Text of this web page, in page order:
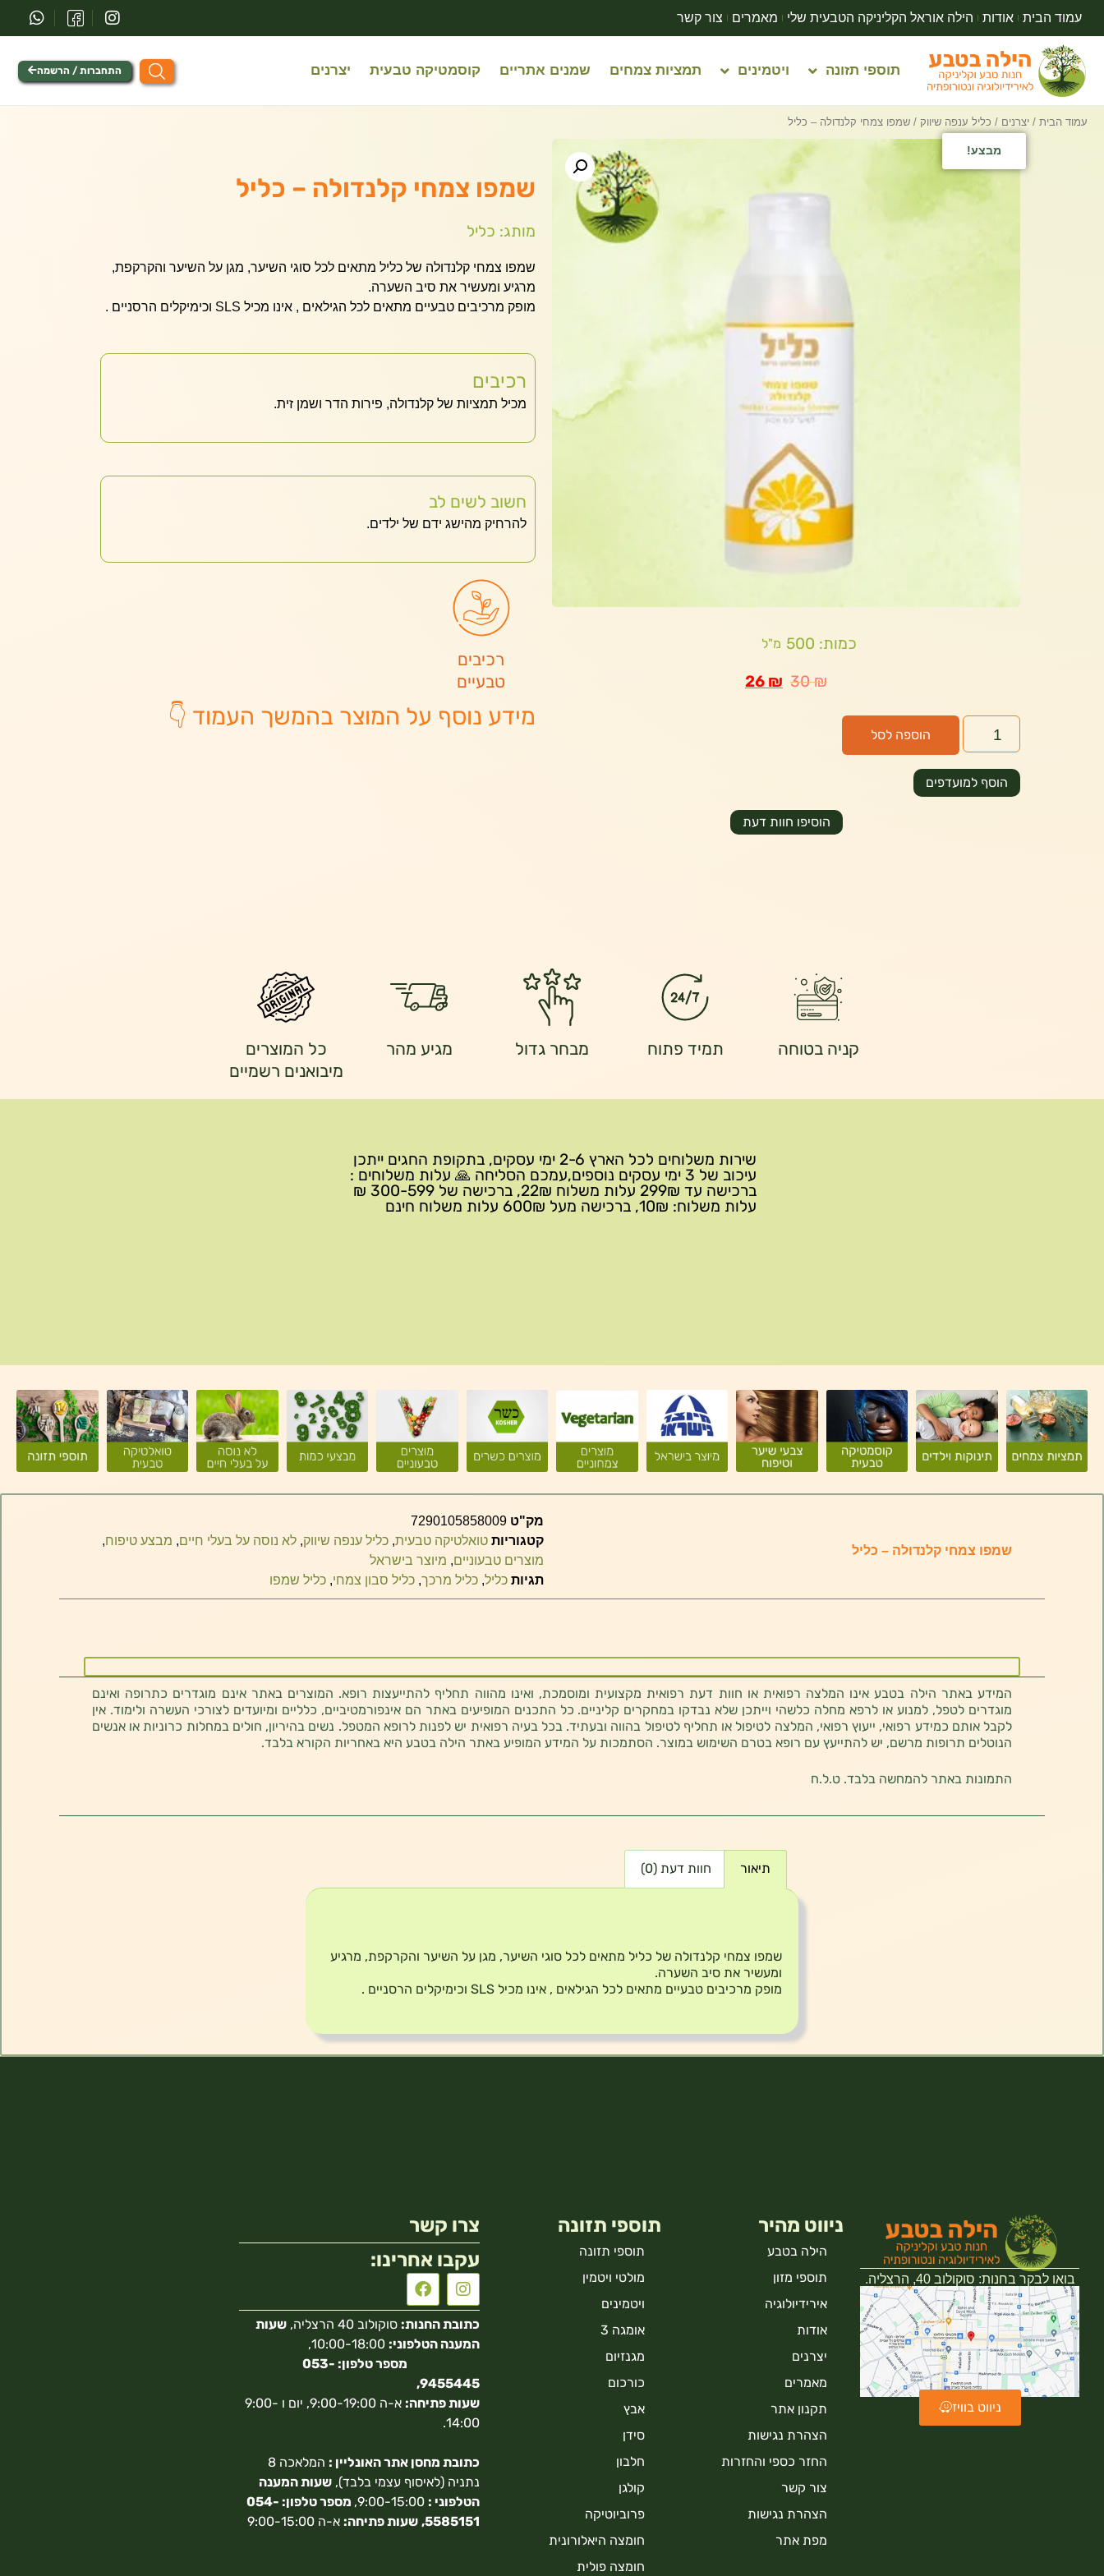
עמוד הבית אודות הילה אוראל הקליניקה הטבעית שלי מאמרים צור קשר
תוספי תזונה ויטמינים תמציות צמחים שמנים אתריים קוסמטיקה טבעית יצרנים התחברות / הרשמה
עמוד הבית / יצרנים / כליל ענפה שיווק / שמפו צמחי קלנדולה – כליל
מבצע!
כמות: 500 מ"ל
30₪
26 ₪
הוספה לסל
הוסיפו חוות דעת
הוסף למועדפים
שמפו צמחי קלנדולה – כליל
מותג: כליל
שמפו צמחי קלנדולה של כליל מתאים לכל סוגי השיער, מגן על השיער והקרקפת,
מרגיע ומעשיר את סיב השערה.
מופק מרכיבים טבעיים מתאים לכל הגילאים , אינו מכיל SLS וכימיקלים הרסניים .
רכיבים
מכיל תמציות של קלנדולה, פירות הדר ושמן זית.
חשוב לשים לב
להרחיק מהישג ידם של ילדים.
רכיבים
טבעיים
מידע נוסף על המוצר בהמשך העמוד 👇
קניה בטוחה תמיד פתוח מבחר גדול מגיע מהר
כל המוצרים
מיבואנים רשמיים
שירות משלוחים לכל הארץ 2-6 ימי עסקים, בתקופת החגים ייתכן
עיכוב של 3 ימי עסקים נוספים,עמכם הסליחה 🙏 עלות משלוחים :
ברכישה עד 299₪ עלות משלוח 22₪, ברכישה של 300-599 ₪
עלות משלוח: 10₪, ברכישה מעל 600₪ עלות משלוח חינם
שמפו צמחי קלנדולה – כליל
מק"ט 7290105858009
קטגוריות טואלטיקה טבעית, כליל ענפה שיווק, לא נוסה על בעלי חיים, מבצע טיפוח,
מוצרים טבעוניים, מיוצר בישראל
תגיות כליל, כליל מרכך, כליל סבון צמחי, כליל שמפו
המידע באתר הילה בטבע אינו המלצה רפואית או חוות דעת רפואית מקצועית ומוסמכת, ואינו מהווה תחליף להתייעצות רופא. המוצרים באתר אינם מוגדרים כתרופה ואינם
מוגדרים לטפל, למנוע או לרפא מחלה כלשהי וייתכן שלא נבדקו במחקרים קליניים. כל התכנים המופיעים באתר הם אינפורמטיביים, כלליים ומיועדים לצורכי העשרה ולימוד. אין
לקבל אותם כמידע רפואי, ייעוץ רפואי, המלצה לטיפול או תחליף לטיפול בהווה ובעתיד. בכל בעיה רפואית יש לפנות לרופא המטפל. נשים בהיריון, חולים במחלות כרוניות או אנשים
הנוטלים תרופות מרשם, יש להתייעץ עם רופא בטרם השימוש במוצר. הסתמכות על המידע המופיע באתר הילה בטבע היא באחריות הקורא בלבד.
התמונות באתר להמחשה בלבד. ט.ל.ח
תיאור חוות דעת (0)
שמפו צמחי קלנדולה של כליל מתאים לכל סוגי השיער, מגן על השיער והקרקפת, מרגיע
ומעשיר את סיב השערה.
מופק מרכיבים טבעיים מתאים לכל הגילאים , אינו מכיל SLS וכימיקלים הרסניים .
בואו לבקר בחנות: סוקולוב 40, הרצליה.
ניווט בוויז
ניווט מהיר
הילה בטבע
תוספי מזון
אירידיולוגיה
אודות
יצרנים
מאמרים
תקנון אתר
הצהרת נגישות
החזר כספי והחזרות
צור קשר
הצהרת נגישות
מפת אתר
תוספי תזונה
תוספי תזונה
מולטי ויטמין
ויטמינים
אומגה 3
מגנזיום
כורכום
אבץ
סידן
חלבון
קולגן
פרוביוטיקה
חומצה היאלורונית
חומצה פולית
צרו קשר
עקבו אחרינו:
כתובת החנות: סוקולוב 40 הרצליה,
שעות
המענה הטלפוני:
10:00-18:00,
מספר טלפון: 053-
9455445,
שעות פתיחה:
א-ה 9:00-19:00, יום ו 9:00-
14:00.
כתובת מחסן אתר האונליין :
המלאכה 8
נתניה (לאיסוף עצמי בלבד),שעות המענה
הטלפוני : 9:00-15:00,
מספר טלפון: 054-
5585151, שעות פתיחה: א-ה 9:00-15:00